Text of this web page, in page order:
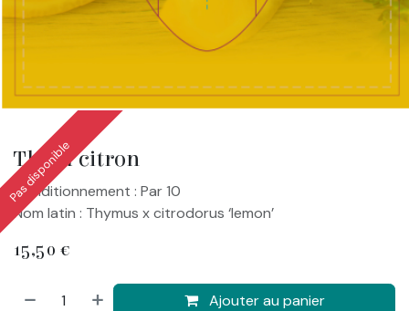
Thym citron
Pas disponible
Conditionnement : Par 10
Nom latin : Thymus x citrodorus ‘lemon’
15,50 €
Ajouter au panier